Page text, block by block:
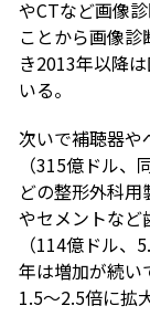
やCTなど画像
ことから画像
き2013年以降
いる。
次いで補聴器や
（315億ドル
どの整形外科
やセメントなど
（114億ドル
年は増加が続い
1.5～2.5倍に拡